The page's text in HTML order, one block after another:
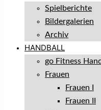
Spielberichte
Bildergalerien
Archiv
HANDBALL
go Fitness
Frauen
Frauen I
Frauen II